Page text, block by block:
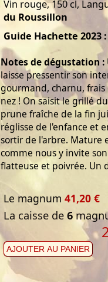
Vin rouge, 150 cl,
du Roussillon
Guide Hachette 2023 :
Notes de dégustation :
laisse pressentir son
gourmand, charnu,
nez ! On saisit le grillé
prune fraîche de la fin
réglisse de l'enfance et
sortir de l'arbre. Mature
comme nous y invite
flatteuse et poivrée. Un
Le magnum 41,20 €
La caisse de 6
AJOUTER AU PANIER